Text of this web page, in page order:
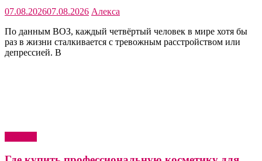
07.08.202607.08.2026 Алекса
По данным ВОЗ, каждый четвёртый человек в мире хотя бы
раз в жизни сталкивается с тревожным расстройством или
депрессией. В